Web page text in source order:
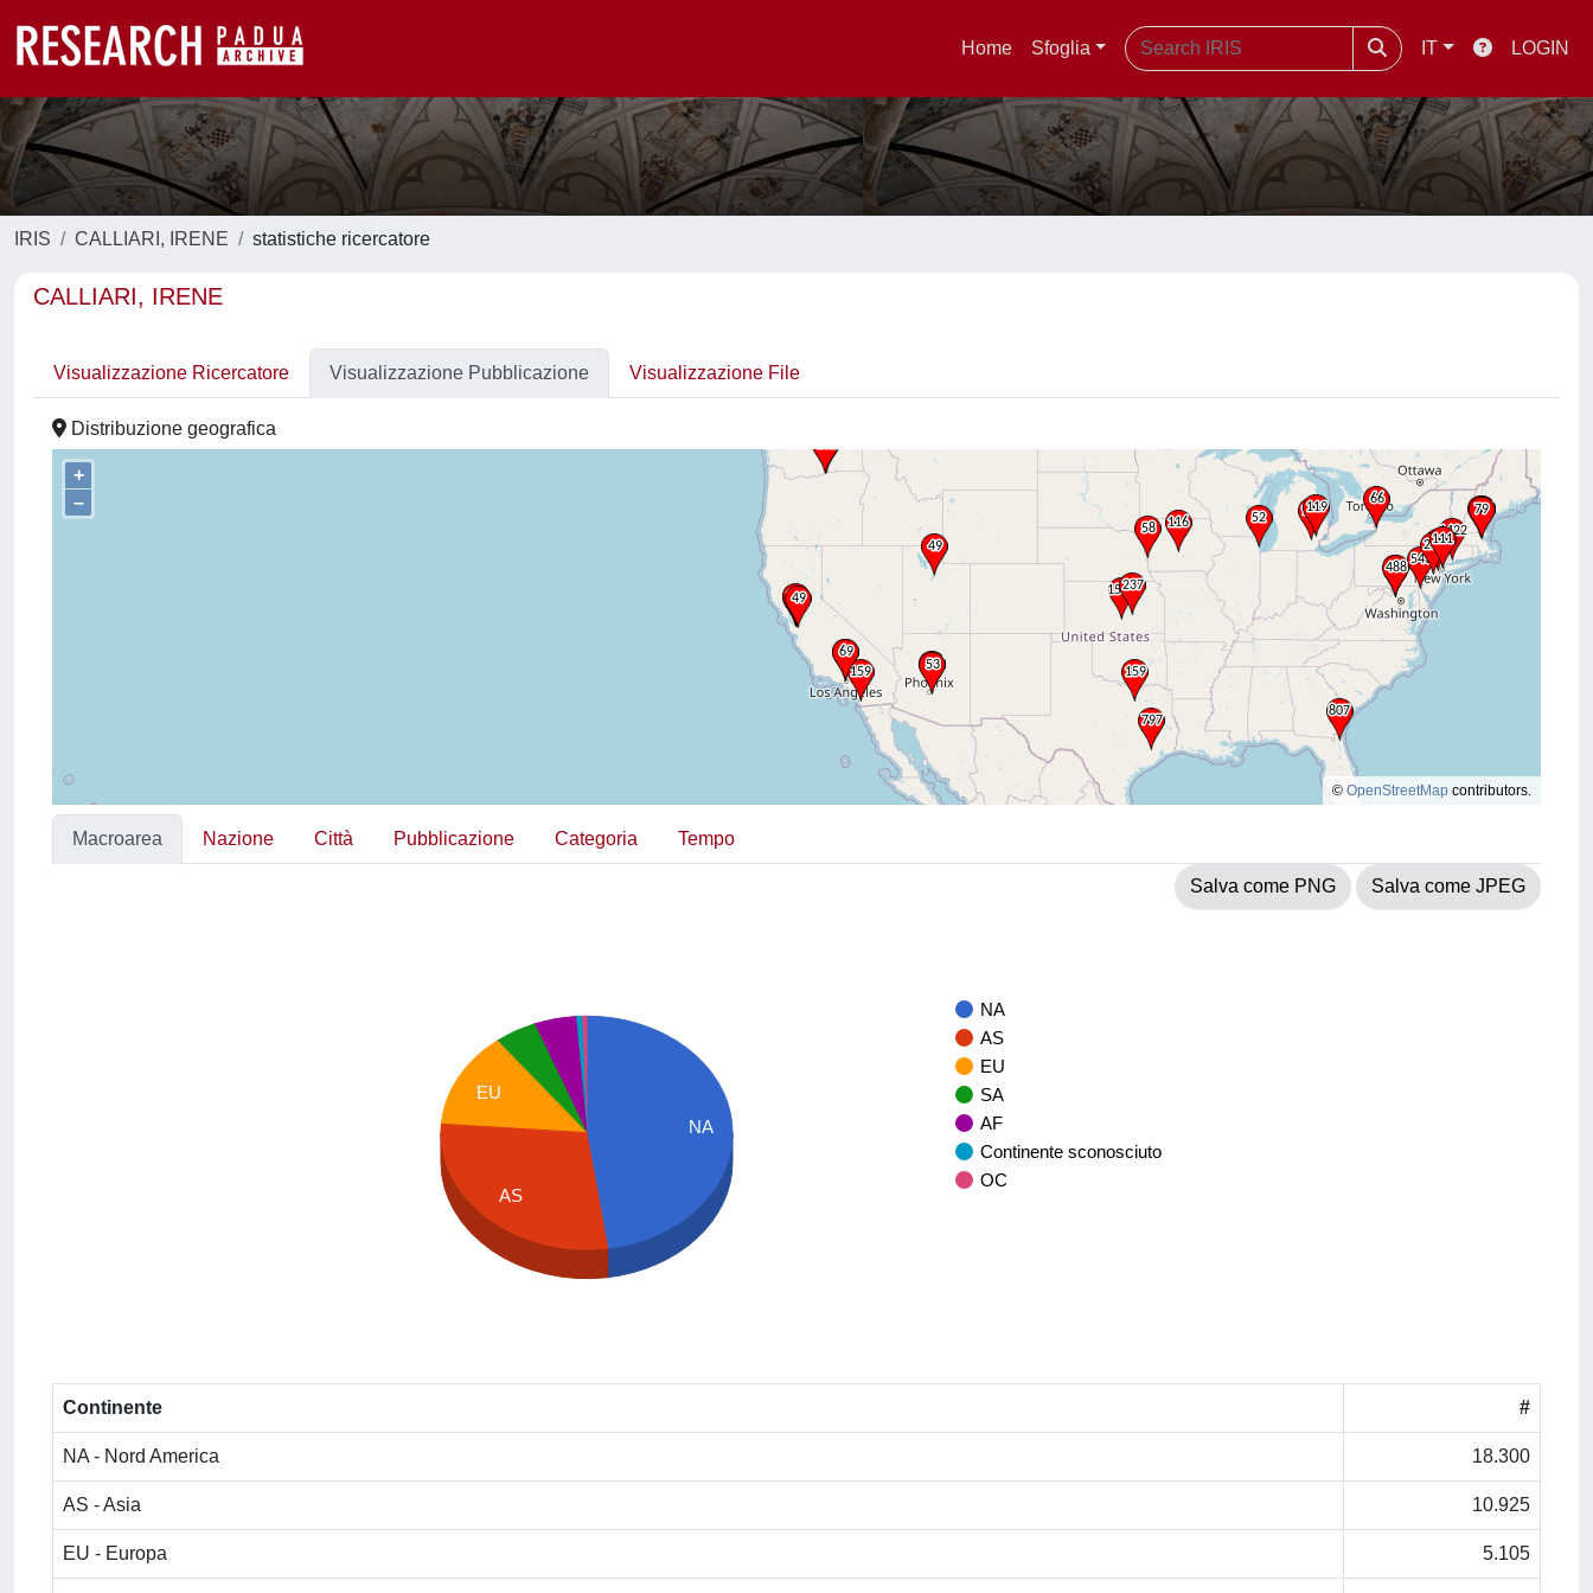
Home Sfoglia IT LOGIN
IRIS CALLIARI, IRENE statistiche ricercatore
CALLIARI, IRENE
Visualizzazione Ricercatore Visualizzazione Pubblicazione Visualizzazione File
Distribuzione geografica
+
–
© OpenStreetMap contributors.
Macroarea Nazione Città Pubblicazione Categoria Tempo
Salva come PNG Salva come JPEG
NA
AS
EU
SA
AF
Continente sconosciuto
OC
NA
EU
AS
Continente #
NA - Nord America 18.300
AS - Asia 10.925
EU - Europa 5.105